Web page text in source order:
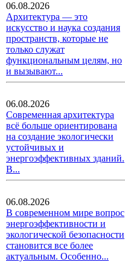
06.08.2026
Архитектура — это
искусство и наука создания
пространств, которые не
только служат
функциональным целям, но
и вызывают...
06.08.2026
Современная архитектура
всё больше ориентирована
на создание экологически
устойчивых и
энергоэффективных зданий.
В...
06.08.2026
В современном мире вопрос
энергоэффективности и
экологической безопасности
становится все более
актуальным. Особенно...